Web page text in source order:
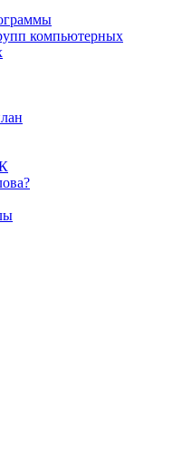
компьютерных